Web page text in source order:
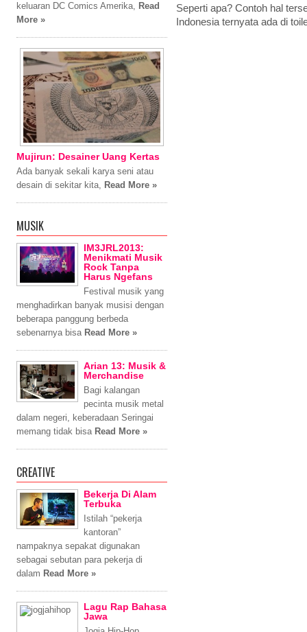
Seperti apa? Contoh hal
Indonesia ternyata ada di
keluaran DC Comics Amerika, Read
More »
Mujirun: Desainer Uang Kertas
Ada banyak sekali karya seni atau
desain di sekitar kita, Read More »
MUSIK
IM3JRL2013:
Menikmati Musik
Rock Tanpa
Harus Ngefans
Festival musik yang
menghadirkan banyak musisi dengan
beberapa panggung berbeda
sebenarnya bisa Read More »
Arian 13: Musik &
Merchandise
Bagi kalangan
pecinta musik metal
dalam negeri, keberadaan Seringai
memang tidak bisa Read More »
CREATIVE
Bekerja Di Alam
Terbuka
Istilah “pekerja
kantoran”
nampaknya sepakat digunakan
sebagai sebutan para pekerja di
dalam Read More »
Lagu Rap Bahasa
Jawa